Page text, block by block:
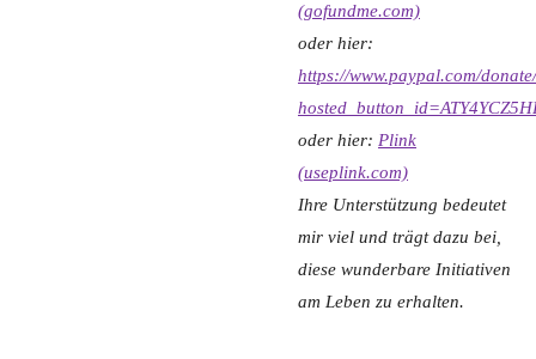
(gofundme.com)
oder hier:
https://www.paypal.com/
oder hier: Plink
(useplink.com)
Ihre Unterstützung bedeutet
mir viel und trägt dazu bei,
diese wunderbare Initiativen
am Leben zu erhalten.